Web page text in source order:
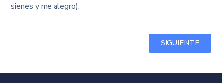
sienes y me alegro).
SIGUIENTE